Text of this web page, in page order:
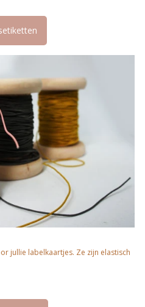
jullie labelkaartjes. Ze zijn elastisch